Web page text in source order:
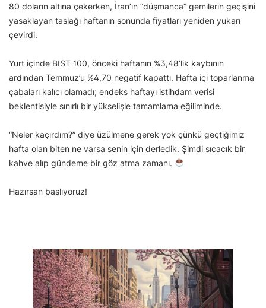
80 doların altına çekerken, İran’ın “düşmanca” gemilerin geçişini
yasaklayan taslağı haftanın sonunda fiyatları yeniden yukarı
çevirdi.
Yurt içinde BIST 100, önceki haftanın %3,48’lik kaybının
ardından Temmuz’u %4,70 negatif kapattı. Hafta içi toparlanma
çabaları kalıcı olamadı; endeks haftayı istihdam verisi
beklentisiyle sınırlı bir yükselişle tamamlama eğiliminde.
“Neler kaçırdım?” diye üzülmene gerek yok çünkü geçtiğimiz
hafta olan biten ne varsa senin için derledik. Şimdi sıcacık bir
kahve alıp gündeme bir göz atma zamanı.
Hazırsan başlıyoruz!